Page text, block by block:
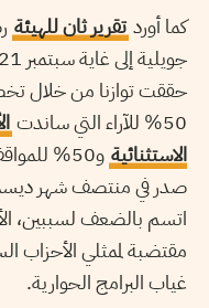
كما أورد تقرير ثان للهيئة
حققت توازنا من خلال
50% للآراء التي ساندت
الاستثنائية
و50%
صدر في منتصف شهر
اتسم بالضعف لسببين،
مقتضبة لممثلي الأحزاب
غياب البرامج الحوارية.